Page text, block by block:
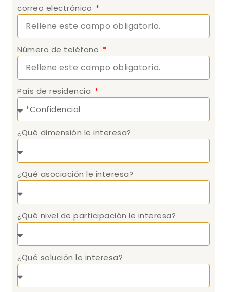
correo electrónico
Número de teléfono
País de residencia
¿Qué dimensión le interesa?
¿Qué asociación le interesa?
¿Qué nivel de participación le interesa?
¿Qué solución le interesa?